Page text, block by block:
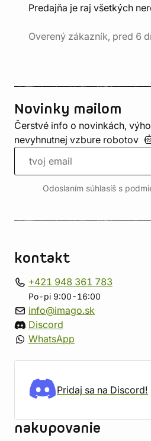
Predajňa je raj všetkých
Overený zákazník, pred 6
Novinky mailom
Čerstvé info o novinkách,
nevyhnutnej vzbure robotov
Odoslaním súhlasíš s
kontakt
+421 948 361 783
Po-pi 9:00-16:00
info@imago.sk
Discord
WhatsApp
Pridaj sa na Discord!
nakupovanie